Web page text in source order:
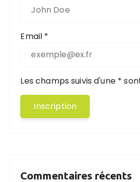
Email *
Les champs suivis d'une *
Commentaires récents